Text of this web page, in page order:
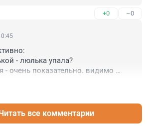
- со всеми вытекающими
с привлечением
и прочих ведомств.
РФ или ближайших республик.
+0 –0
- люлька упала?
- очень показательно. видимо
- проникновение китайской
место быть
все комментарии